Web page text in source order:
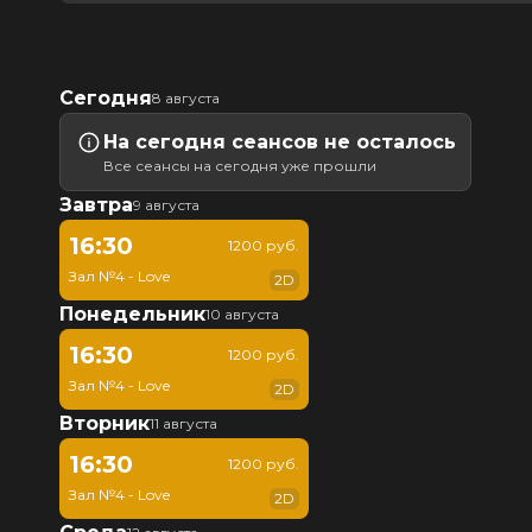
Сегодня8 августа
На сегодня сеансов не осталось
Все сеансы на сегодня уже прошли
Завтра9 августа
16:30
Зал №4 - Love
1200 руб.
2D
Понедельник10 августа
16:30
Зал №4 - Love
1200 руб.
2D
Вторник11 августа
16:30
Зал №4 - Love
1200 руб.
2D